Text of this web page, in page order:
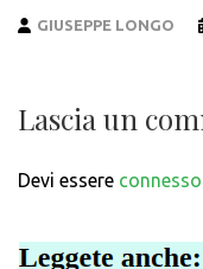
GIUSEPPE LONGO
Lascia un
Devi essere connesso